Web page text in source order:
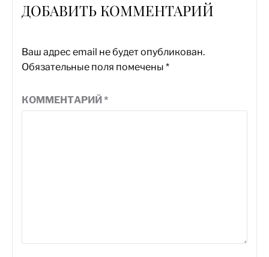
ДОБАВИТЬ КОММЕНТАРИЙ
Ваш адрес email не будет опубликован.
Обязательные поля помечены *
КОММЕНТАРИЙ *